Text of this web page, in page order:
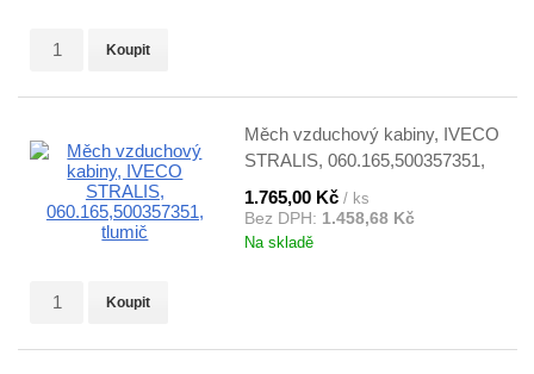
Koupit
Měch vzduchový kabiny, IVECO
STRALIS, 060.165,500357351,
tlumič
1.765,00 Kč / ks
Bez DPH: 1.458,68 Kč
Na skladě
Koupit